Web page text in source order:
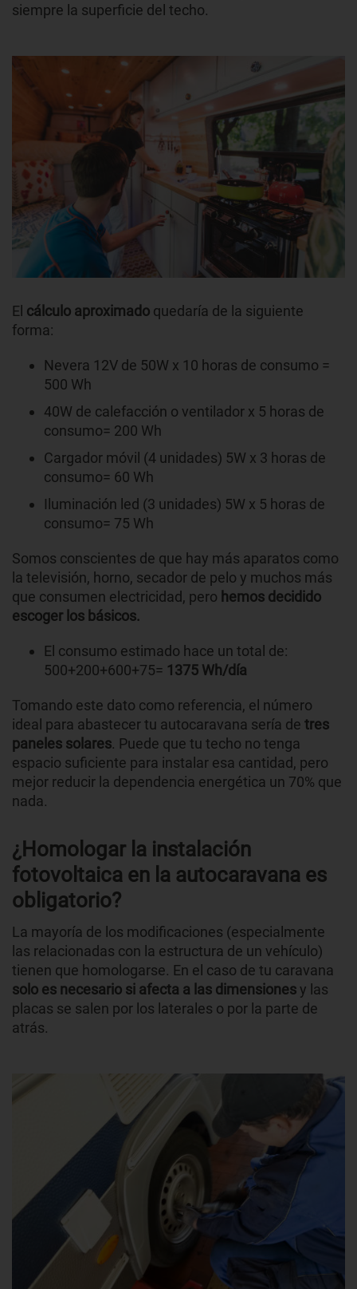
siempre la superficie del techo.
El cálculo aproximado quedaría de la siguiente
forma:
Nevera 12V de 50W x 10 horas de consumo =
500 Wh
40W de calefacción o ventilador x 5 horas de
consumo= 200 Wh
Cargador móvil (4 unidades) 5W x 3 horas de
consumo= 60 Wh
Iluminación led (3 unidades) 5W x 5 horas de
consumo= 75 Wh
Somos conscientes de que hay más aparatos como
la televisión, horno, secador de pelo y muchos más
que consumen electricidad, pero hemos decidido
escoger los básicos.
El consumo estimado hace un total de:
500+200+600+75= 1375 Wh/día
Tomando este dato como referencia, el número
ideal para abastecer tu autocaravana sería de tres
paneles solares. Puede que tu techo no tenga
espacio suficiente para instalar esa cantidad, pero
mejor reducir la dependencia energética un 70% que
nada.
¿Homologar la instalación
fotovoltaica en la autocaravana es
obligatorio?
La mayoría de los modificaciones (especialmente
las relacionadas con la estructura de un vehículo)
tienen que homologarse. En el caso de tu caravana
solo es necesario si afecta a las dimensionesy las
placas se salen por los laterales o por la parte de
atrás.